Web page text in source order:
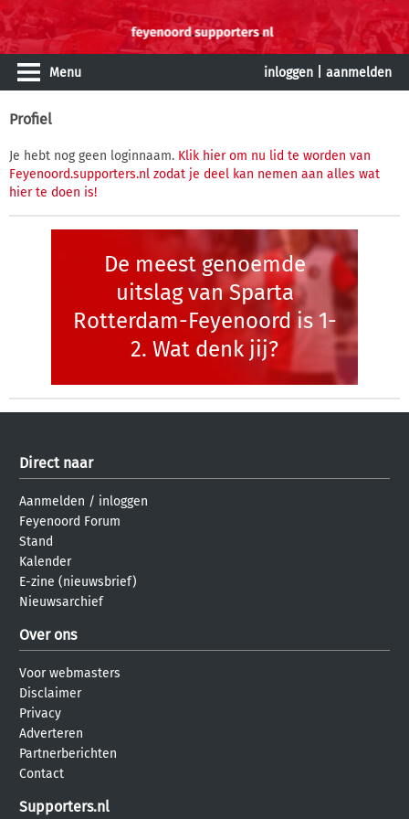
Menu inloggen aanmelden
Profiel
Je hebt nog geen loginnaam. Klik hier om nu lid te worden van
Feyenoord.supporters.nl zodat je deel kan nemen aan alles wat
hier te doen is!
De meest genoemde
uitslag van Sparta
Rotterdam-Feyenoord is 1-
2. Wat denk jij?
Direct naar
Aanmelden / inloggen
Feyenoord Forum
Stand
Kalender
E-zine (nieuwsbrief)
Nieuwsarchief
Over ons
Voor webmasters
Disclaimer
Privacy
Adverteren
Partnerberichten
Contact
Supporters.nl